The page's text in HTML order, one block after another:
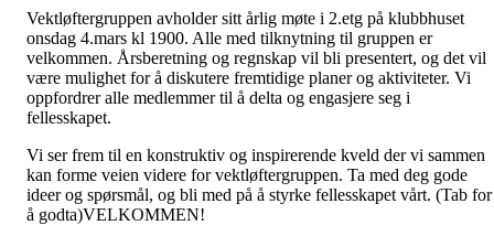
Vektløftergruppen avholder sitt årlig møte i 2.etg på klubbhuset
onsdag 4.mars kl 1900. Alle med tilknytning til gruppen er
velkommen. Årsberetning og regnskap vil bli presentert, og det vil
være mulighet for å diskutere fremtidige planer og aktiviteter. Vi
oppfordrer alle medlemmer til å delta og engasjere seg i
fellesskapet.
Vi ser frem til en konstruktiv og inspirerende kveld der vi sammen
kan forme veien videre for vektløftergruppen. Ta med deg gode
ideer og spørsmål, og bli med på å styrke fellesskapet vårt. (Tab for
å godta)VELKOMMEN!